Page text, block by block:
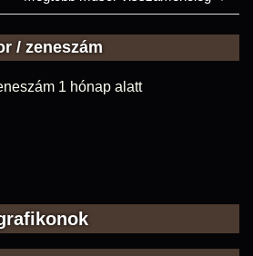
/ zeneszám
1 hónap alatt